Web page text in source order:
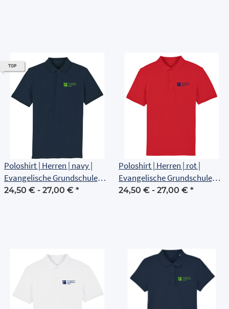
TOP
Poloshirt | Herren | navy |
Evangelische Grundschule
Erfurt
24,50 € - 27,00 € *
Poloshirt | Herren | rot |
Evangelische Grundschule
Erfurt
24,50 € - 27,00 € *